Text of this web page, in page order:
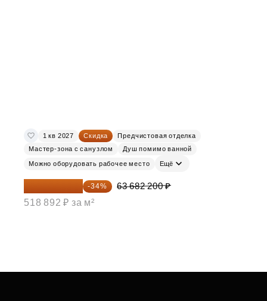
1 кв 2027 Скидка
Предчистовая отделка
Мастер-зона с санузлом
Душ помимо ванной
Можно оборудовать рабочее место Ещё
42 030 252 ₽ -34%
63 682 200 ₽
518 892 ₽ за м²